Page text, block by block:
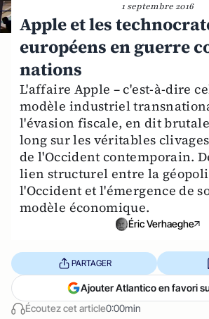
1 septembre 2016
Apple et les
européens en guerre
nations
L'affaire Apple – c'est-à-dire
modèle industriel
l'évasion fiscale, en dit
long sur les véritables
de l'Occident contemporain.
lien structurel entre la
l'Occident et l'émergence de
modèle économique.
Éric Verhaeghe
Écoutez cet article0:00min
PARTAGER
Ajouter Atlantico en favori